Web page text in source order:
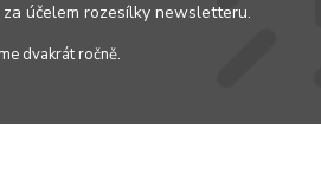
účelem rozesílky newsletteru.
dvakrát ročně.